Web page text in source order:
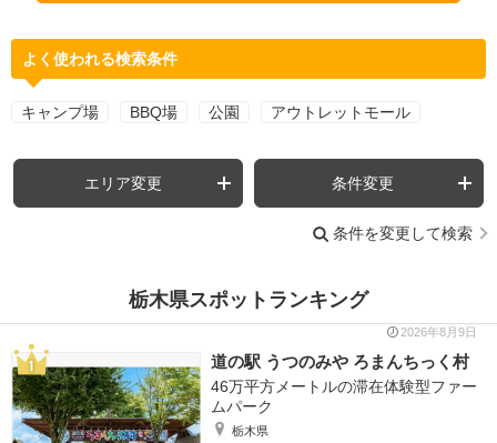
よく使われる検索条件
キャンプ場 BBQ場 公園 アウトレットモール
エリア変更 条件変更
条件を変更して検索
栃木県スポットランキング
2026年8月9日
道の駅 うつのみや ろまんちっく村
46万平方メートルの滞在体験型ファー
ムパーク
栃木県